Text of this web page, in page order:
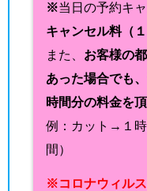
※当日の予約キ
キャンセル料（
また、 お客様の
あった場合でも
時間分の料金を頂
例：カット→１
間）
※コロナウィル